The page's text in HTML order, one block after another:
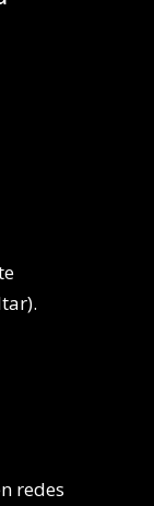
redes